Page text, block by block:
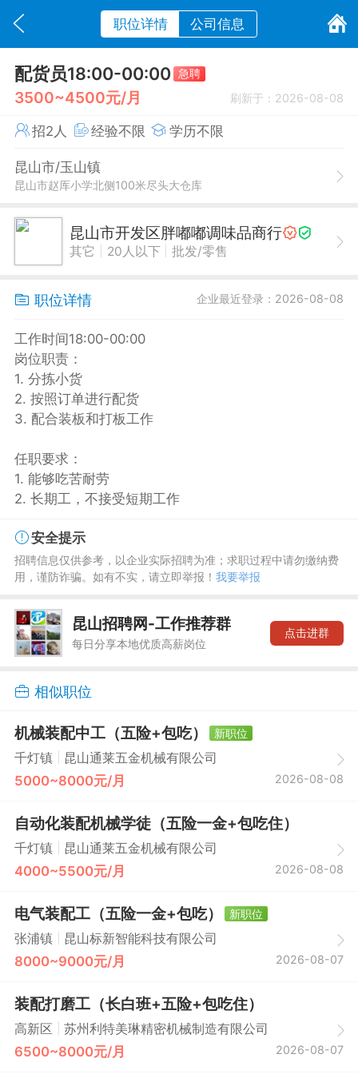
职位详情 公司信息
配货员18:00-00:00 急聘
3500~4500元/月 刷新于：2026-08-08
招2人 经验不限 学历不限
昆山市/玉山镇
昆山市赵厍小学北侧100米尽头大仓库
昆山市开发区胖嘟嘟调味品商行
其它 20人以下 批发/零售
职位详情 企业最近登录：2026-08-08
工作时间18:00-00:00
岗位职责：
1. 分拣小货
2. 按照订单进行配货
3. 配合装板和打板工作
任职要求：
1. 能够吃苦耐劳
2. 长期工，不接受短期工作
安全提示
招聘信息仅供参考，以企业实际招聘为准；求职过程中请勿缴纳费
用，谨防诈骗。如有不实，请立即举报！ 我要举报
昆山招聘网-工作推荐群
每日分享本地优质高薪岗位
点击进群
相似职位
机械装配中工（五险+包吃）
新职位
千灯镇
昆山通莱五金机械有限公司
5000~8000元/月 2026-08-08
自动化装配机械学徒（五险一金+包吃住）
千灯镇 昆山通莱五金机械有限公司
4000~5500元/月 2026-08-08
电气装配工（五险一金+包吃）
新职位
张浦镇
昆山标新智能科技有限公司
8000~9000元/月 2026-08-07
装配打磨工（长白班+五险+包吃住）
高新区 苏州利特美琳精密机械制造有限公司
6500~8000元/月 2026-08-07